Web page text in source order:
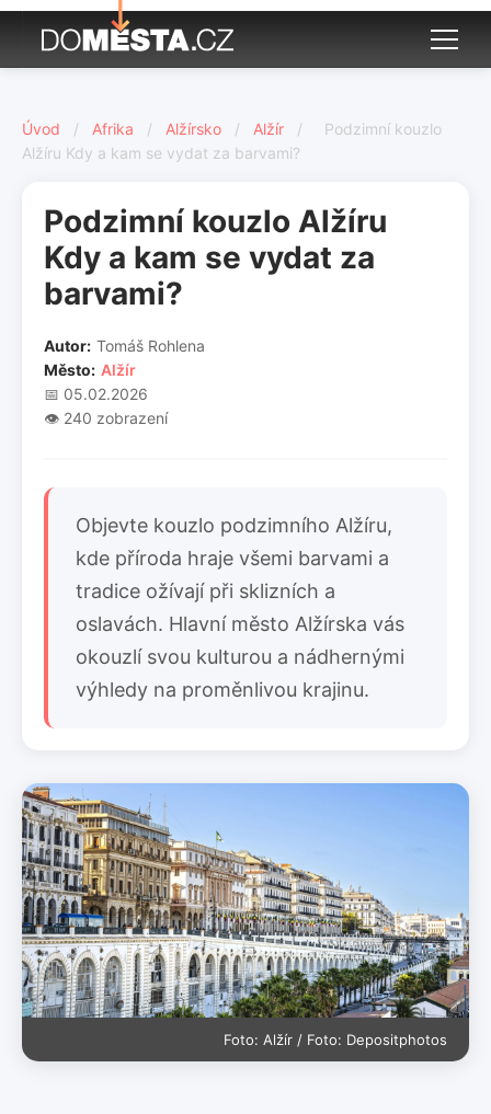
Úvod / Afrika / Alžírsko / Alžír /
Podzimní kouzlo
Alžíru Kdy a kam se vydat za barvami?
Podzimní kouzlo Alžíru
Kdy a kam se vydat za
barvami?
Autor: Tomáš Rohlena
Město: Alžír
📅 05.02.2026
👁️ 240 zobrazení
Objevte kouzlo podzimního Alžíru,
kde příroda hraje všemi barvami a
tradice ožívají při sklizních a
oslavách. Hlavní město Alžírska vás
okouzlí svou kulturou a nádhernými
výhledy na proměnlivou krajinu.
Foto: Alžír / Foto: Depositphotos